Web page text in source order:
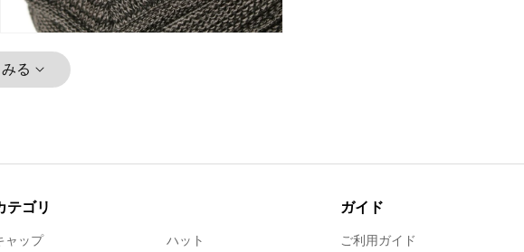
る
テゴリ
ャップ
ハット
ガイド
ご利用ガイド